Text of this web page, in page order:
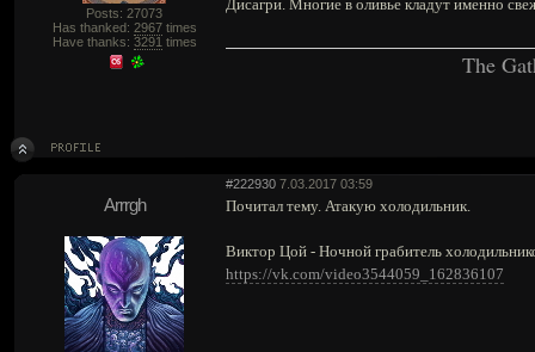
Posts: 27073
Has thanked: 2967times
Have thanks: 3291 times
Дисагри. Многие в оливье кладут именно
The
#222930 7.03.2017 03:59
Arrrgh Почитал тему. Атакую холодильник.
Виктор Цой - Ночной грабитель
https://vk.com/video3544059_162836107